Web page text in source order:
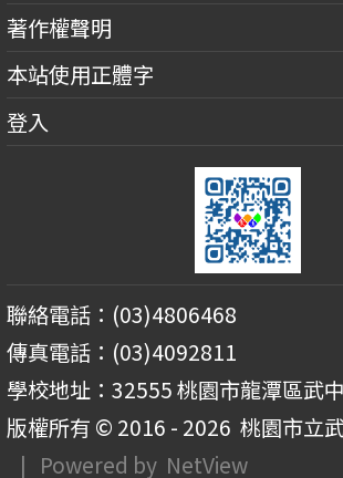
著作權聲明
本站使用正體字
登入
聯絡電話：(03)4806468
傳真電話：(03)4092811
學校地址：32555 桃園市龍潭區武
版權所有 © 2016 - 2026 桃園市立
| Powered by NetView